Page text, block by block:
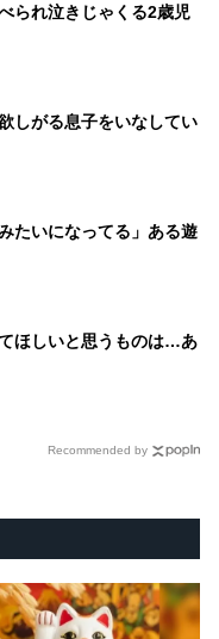
られ泣きじゃくる2歳児
しがる息子をいなしてい
たいになってる」ある遊
ほしいと思うものは…あ
Recommended by